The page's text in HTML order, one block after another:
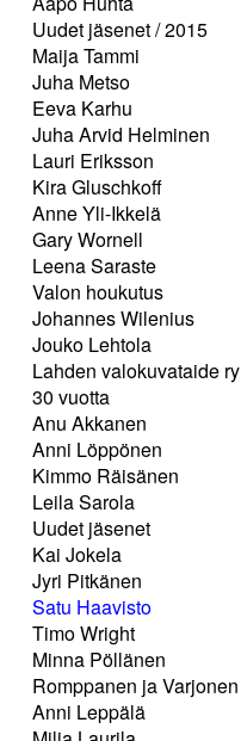
Uudet jäsenet / 2015
Maija Tammi
Juha Metso
Eeva Karhu
Juha Arvid Helminen
Lauri Eriksson
Kira Gluschkoff
Anne Yli-Ikkelä
Gary Wornell
Leena Saraste
Valon houkutus
Johannes Wilenius
Jouko Lehtola
Lahden valokuvataide ry
30 vuotta
Anu Akkanen
Anni Löppönen
Kimmo Räisänen
Leila Sarola
Uudet jäsenet
Kai Jokela
Jyri Pitkänen
Satu Haavisto
Timo Wright
Minna Pöllänen
Romppanen ja Varjonen
Anni Leppälä